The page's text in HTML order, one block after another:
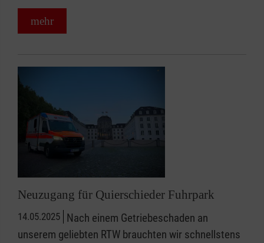
mehr
Neuzugang für Quierschieder Fuhrpark
14.05.2025 Nach einem Getriebeschaden an
unserem geliebten RTW brauchten wir schnellstens